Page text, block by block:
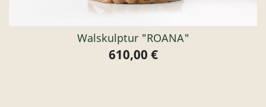
Walskulptur "ROANA"
Preis
610,00 €